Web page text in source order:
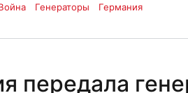
Генераторы Германия
передала